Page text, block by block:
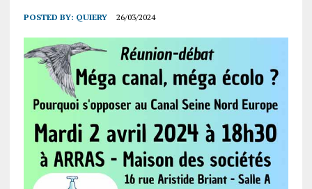
POSTED BY: QUIERY 26/03/2024